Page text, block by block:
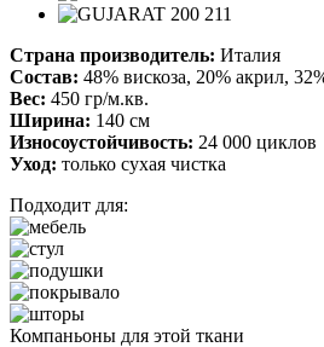
Страна производитель: Италия
Состав: 48% вискоза, 20% акрил,
Вес: 450 гр/м.кв.
Ширина: 140 см
Износоустойчивость: 24 000 циклов
Уход: только сухая чистка
Подходит для:
Компаньоны для этой ткани